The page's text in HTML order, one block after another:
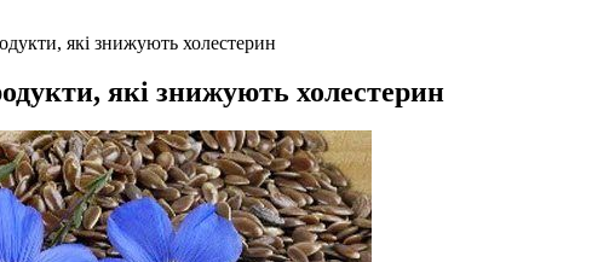
які знижують холестерин
які знижують холестерин